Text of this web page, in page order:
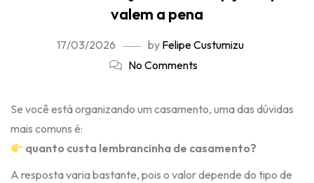
valem a pena
17/03/2026 by Felipe Custumizu
No Comments
Se você está organizando um casamento, uma das dúvidas
mais comuns é:
quanto custa lembrancinha de casamento?
A resposta varia bastante, pois o valor depende do tipo de